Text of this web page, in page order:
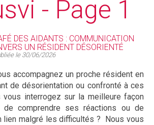
- Page 1
DES AIDANTS : COMMUNICATION
UN RÉSIDENT DÉSORIENTÉ
le 30/06/2026
accompagnez un proche résident en
de désorientation ou confronté à ces
vous interrogez sur la meilleure façon
de comprendre ses réactions ou de
lien malgré les difficultés ? Nous vous